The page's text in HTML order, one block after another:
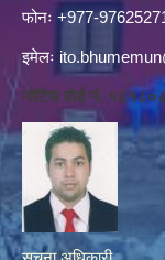
फोनः +977-
इमेलः
नोटिस बोर्ड नं.